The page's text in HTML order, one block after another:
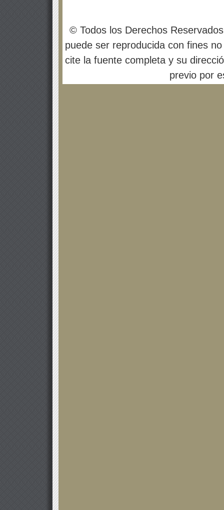
© Todos los Derechos
puede ser reproducida con fines
cite la fuente completa y su
previo por